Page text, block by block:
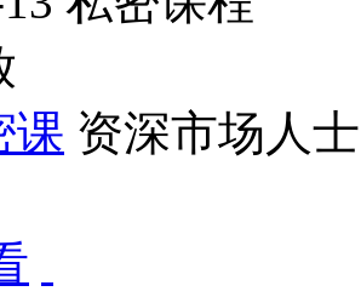
课 资深市场人士